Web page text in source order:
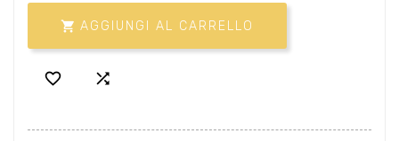
 AGGIUNGI AL CARRELLO
 